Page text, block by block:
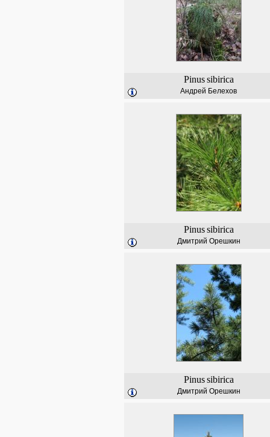
Pinus sibirica
Андрей Белехов
Pinus sibirica
Дмитрий Орешкин
Pinus sibirica
Дмитрий Орешкин